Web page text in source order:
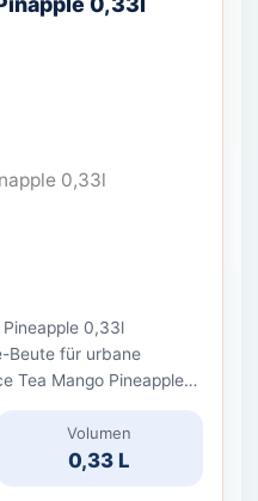
Pineapple 0,33l
Beute für urbane
Tea Mango Pineapple
Ananas-
sich an alle, die eine
Volumen
0,33 L